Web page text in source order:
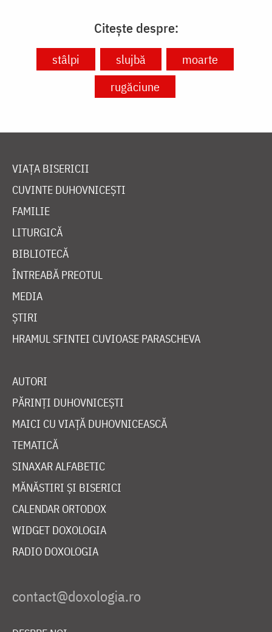
Citește despre:
stâlpi slujbă
moarte
rugăciune
VIAȚA BISERICII
CUVINTE DUHOVNICEȘTI
FAMILIE
LITURGICĂ
BIBLIOTECĂ
ÎNTREABĂ PREOTUL
MEDIA
ȘTIRI
HRAMUL SFINTEI CUVIOASE PARASCHEVA
AUTORI
PĂRINȚI DUHOVNICEȘTI
MAICI CU VIAȚĂ DUHOVNICEASCĂ
TEMATICĂ
SINAXAR ALFABETIC
MĂNĂSTIRI ȘI BISERICI
CALENDAR ORTODOX
WIDGET DOXOLOGIA
RADIO DOXOLOGIA